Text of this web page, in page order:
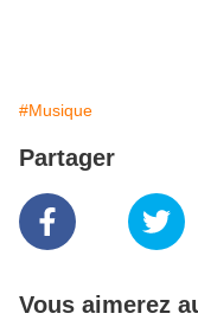
#Musique
Partager
Vous aimerez